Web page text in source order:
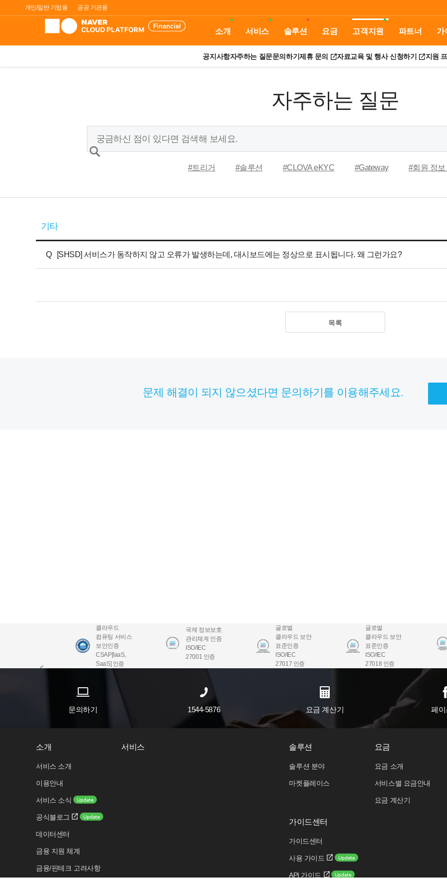
개인/일반 기업용 공공 기관용
소개 서비스 솔루션 요금 고객지원 파트너 가
공지사항자주하는 질문문의하기제휴 문의 자료교육 및 행사 신청하기 지원
자주하는 질문
#트리거 #솔루션 #CLOVA eKYC #Gateway #회원 정보
기타
Q [SHSD] 서비스가 동작하지 않고 오류가 발생하는데, 대시보드에는 정상으로 표시됩니다. 왜 그런가요?
목록
문제 해결이 되지 않으셨다면 문의하기를 이용해주세요.
클라우드
컴퓨팅 서비스
보안인증
CSAP[IaaS,
SaaS] 인증
국제 정보보호
관리체계 인증
ISO/IEC
27001 인증
글로벌
클라우드 보안
표준인증
ISO/IEC
27017 인증
글로벌
클라우드 보안
표준인증
ISO/IEC
27018 인증
문의하기 1544-5876 요금 계산기 페
소개
서비스 소개
이용안내
서비스 소식 Update
공식블로그 Update
데이터센터
금융 지원 체계
금융/핀테크 고려사항
서비스 솔루션
솔루션 분야
마켓플레이스
요금
요금 소개
서비스별 요금안내
요금 계산기
가이드센터
가이드센터
사용 가이드 Update
API 가이드 Update